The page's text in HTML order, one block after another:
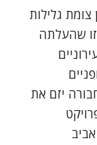
צומת גלילות
שהעלתה
יזם את